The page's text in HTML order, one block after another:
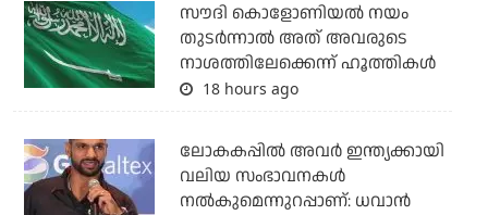
സൗദി കൊളോണിയല്‍ നയം
തുടര്‍ന്നാല്‍ അത് അവരുടെ
നാശത്തിലേക്കെന്ന് ഹൂത്തികള്‍
18 hours ago
ലോകകപ്പിൽ അവര്‍ ഇന്ത്യക്കായി
വലിയ സംഭാവനകള്‍
നല്‍കുമെന്നുറപ്പാണ്: ധവാന്‍